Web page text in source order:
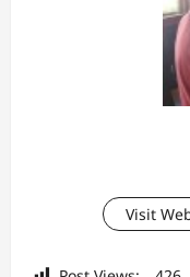
Visit